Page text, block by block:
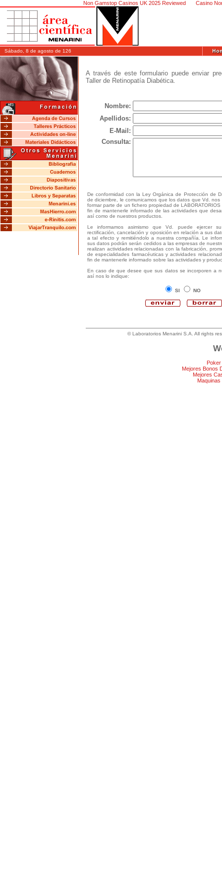
Non Gamstop Casinos UK 2025 Reviewed Casino
Sábado, 8 de agosto de 126
A través de este formulario puede enviar
Taller de Retinopatía Diabética.
Nombre:
Apellidos:
E-Mail:
Consulta:
De conformidad con la Ley Orgánica de Protección de
de diciembre, le comunicamos que los datos que Vd.
formar parte de un fichero propiedad de
fin de mantenerle informado de las actividades que
así como de nuestros productos.
Le informamos asimismo que Vd. puede ejercer
rectificación, cancelación y oposición en relación a sus
a tal efecto y remitiéndolo a nuestra compañía. Le
sus datos podrán serán cedidos a las empresas de
realizan actividades relacionadas con la fabricación,
de especialidades farmacéuticas y actividades
fin de mantenerle informado sobre las actividades y
En caso de que desee que sus datos se incorporen a
así nos lo indique:
SI NO
© Laboratorios Menarini S.A. All rights
Mejores Bonos
Mejores